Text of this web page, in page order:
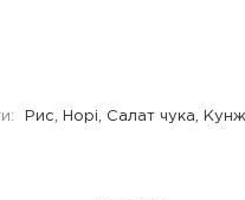
Рис, Норі, Салат чука,